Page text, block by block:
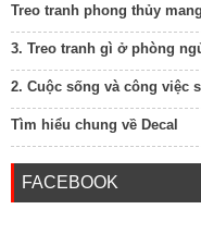
Treo tranh phong thủy
3. Treo tranh gì ở phòng
2. Cuộc sống và công việc
Tìm hiểu chung về Decal
FACEBOOK